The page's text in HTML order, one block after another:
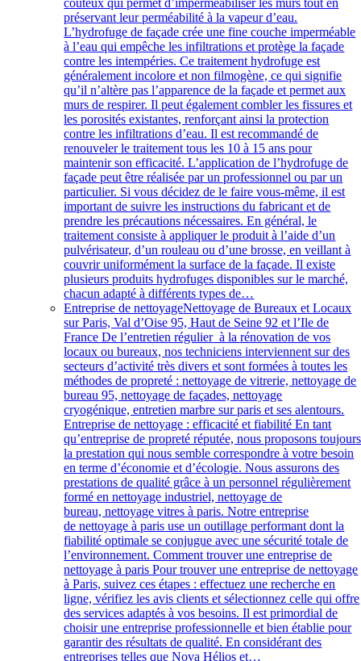
coûteux qui permet d’imperméabiliser les murs tout en
préservant leur perméabilité à la vapeur d’eau.
L’hydrofuge de façade crée une fine couche imperméable
à l’eau qui empêche les infiltrations et protège la façade
contre les intempéries. Ce traitement hydrofuge est
généralement incolore et non filmogène, ce qui signifie
qu’il n’altère pas l’apparence de la façade et permet aux
murs de respirer. Il peut également combler les fissures et
les porosités existantes, renforçant ainsi la protection
contre les infiltrations d’eau. Il est recommandé de
renouveler le traitement tous les 10 à 15 ans pour
maintenir son efficacité. L’application de l’hydrofuge de
façade peut être réalisée par un professionnel ou par un
particulier. Si vous décidez de le faire vous-même, il est
important de suivre les instructions du fabricant et de
prendre les précautions nécessaires. En général, le
traitement consiste à appliquer le produit à l’aide d’un
pulvérisateur, d’un rouleau ou d’une brosse, en veillant à
couvrir uniformément la surface de la façade. Il existe
plusieurs produits hydrofuges disponibles sur le marché,
chacun adapté à différents types de…
Entreprise de nettoyageNettoyage de Bureaux et Locaux
sur Paris, Val d’Oise 95, Haut de Seine 92 et l’Ile de
France De l’entretien régulier à la rénovation de vos
locaux ou bureaux, nos techniciens interviennent sur des
secteurs d’activité très divers et sont formées à toutes les
méthodes de propreté : nettoyage de vitrerie, nettoyage de
bureau 95, nettoyage de façades, nettoyage
cryogénique, entretien marbre sur paris et ses alentours.
Entreprise de nettoyage : efficacité et fiabilité En tant
qu’entreprise de propreté réputée, nous proposons toujours
la prestation qui nous semble correspondre à votre besoin
en terme d’économie et d’écologie. Nous assurons des
prestations de qualité grâce à un personnel régulièrement
formé en nettoyage industriel, nettoyage de
bureau, nettoyage vitres à paris. Notre entreprise
de nettoyage à paris use un outillage performant dont la
fiabilité optimale se conjugue avec une sécurité totale de
l’environnement. Comment trouver une entreprise de
nettoyage à paris Pour trouver une entreprise de nettoyage
à Paris, suivez ces étapes : effectuez une recherche en
ligne, vérifiez les avis clients et sélectionnez celle qui offre
des services adaptés à vos besoins. Il est primordial de
choisir une entreprise professionnelle et bien établie pour
garantir des résultats de qualité. En considérant des
entreprises telles que Nova Hélios et…